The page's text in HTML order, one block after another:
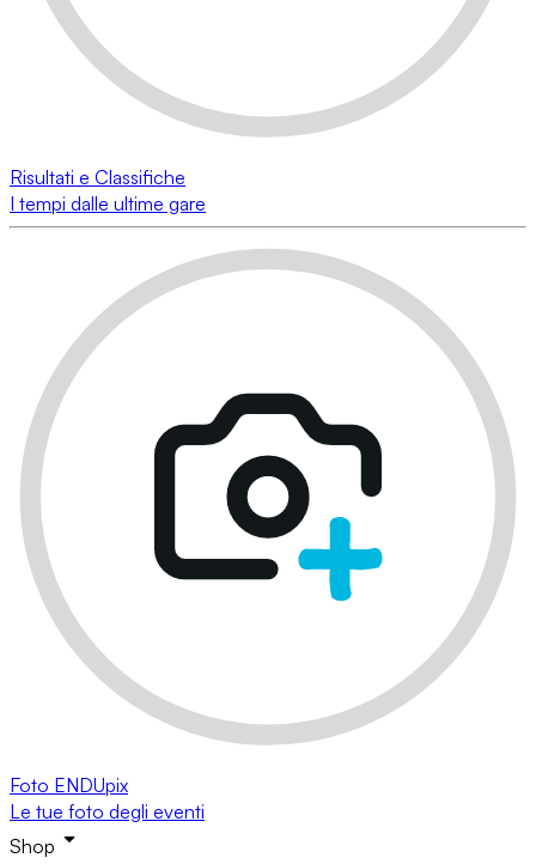
Risultati e Classifiche
I tempi dalle ultime gare
Foto ENDUpix
Le tue foto degli eventi
Shop